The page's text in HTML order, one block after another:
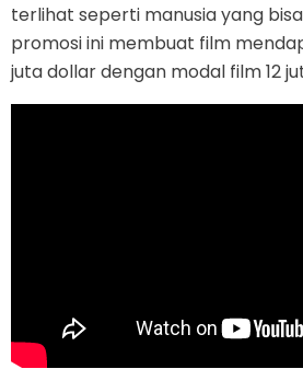
terlihat seperti manusia yang
promosi ini membuat film
juta dollar dengan modal film 12